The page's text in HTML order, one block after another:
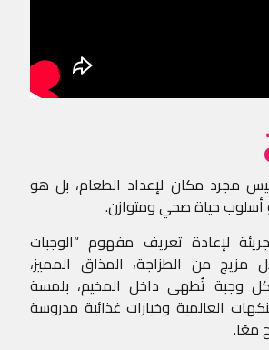
مجرد مكان لإعداد الطعام، بل هو
أسلوب حياة صحي ومتوازن.
لإعادة تعريف مفهوم “الوجبات
مزيج من الطزاجة، المذاق المميز،
كل وجبة تُطهى داخل المخيم، بلمسة
العالمية وخيارات غذائية مدروسة
معًا.